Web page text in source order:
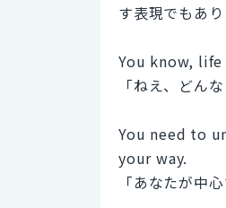
す表現でもあり
You know,
「ねえ、どん
You need to
your way.
「あなたが中